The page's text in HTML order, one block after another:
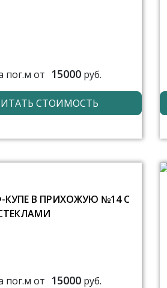
пог.м от 15000руб.
СТОИМОСТЬ
В ПРИХОЖУЮ №14 С
пог.м от 15000руб.